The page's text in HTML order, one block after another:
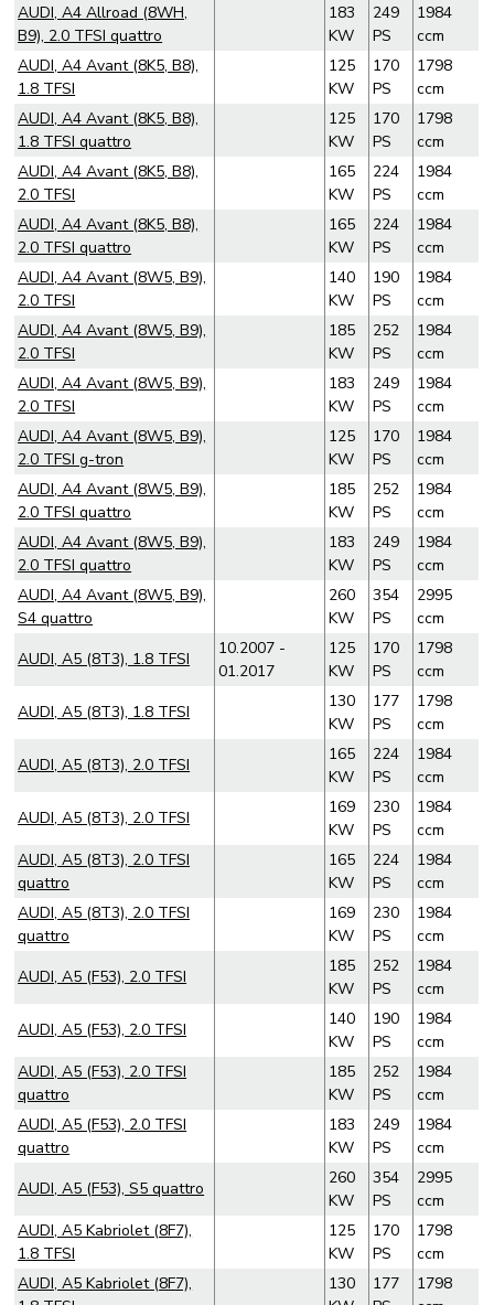
AUDI, A4 Allroad (8WH,
B9), 2.0 TFSI quattro
183
KW
249
PS
1984
ccm
AUDI, A4 Avant (8K5, B8),
1.8 TFSI
125
KW
170
PS
1798
ccm
AUDI, A4 Avant (8K5, B8),
1.8 TFSI quattro
125
KW
170
PS
1798
ccm
AUDI, A4 Avant (8K5, B8),
2.0 TFSI
165
KW
224
PS
1984
ccm
AUDI, A4 Avant (8K5, B8),
2.0 TFSI quattro
165
KW
224
PS
1984
ccm
AUDI, A4 Avant (8W5, B9),
2.0 TFSI
140
KW
190
PS
1984
ccm
AUDI, A4 Avant (8W5, B9),
2.0 TFSI
185
KW
252
PS
1984
ccm
AUDI, A4 Avant (8W5, B9),
2.0 TFSI
183
KW
249
PS
1984
ccm
AUDI, A4 Avant (8W5, B9),
2.0 TFSI g-tron
125
KW
170
PS
1984
ccm
AUDI, A4 Avant (8W5, B9),
2.0 TFSI quattro
185
KW
252
PS
1984
ccm
AUDI, A4 Avant (8W5, B9),
2.0 TFSI quattro
183
KW
249
PS
1984
ccm
AUDI, A4 Avant (8W5, B9),
S4 quattro
260
KW
354
PS
2995
ccm
AUDI, A5 (8T3), 1.8 TFSI
10.2007 -
01.2017
125
KW
170
PS
1798
ccm
AUDI, A5 (8T3), 1.8 TFSI
130
KW
177
PS
1798
ccm
AUDI, A5 (8T3), 2.0 TFSI
165
KW
224
PS
1984
ccm
AUDI, A5 (8T3), 2.0 TFSI
169
KW
230
PS
1984
ccm
AUDI, A5 (8T3), 2.0 TFSI
quattro
165
KW
224
PS
1984
ccm
AUDI, A5 (8T3), 2.0 TFSI
quattro
169
KW
230
PS
1984
ccm
AUDI, A5 (F53), 2.0 TFSI
185
KW
252
PS
1984
ccm
AUDI, A5 (F53), 2.0 TFSI
140
KW
190
PS
1984
ccm
AUDI, A5 (F53), 2.0 TFSI
quattro
185
KW
252
PS
1984
ccm
AUDI, A5 (F53), 2.0 TFSI
quattro
183
KW
249
PS
1984
ccm
AUDI, A5 (F53), S5 quattro
260
KW
354
PS
2995
ccm
AUDI, A5 Kabriolet (8F7),
1.8 TFSI
125
KW
170
PS
1798
ccm
AUDI, A5 Kabriolet (8F7),
130
177
1798